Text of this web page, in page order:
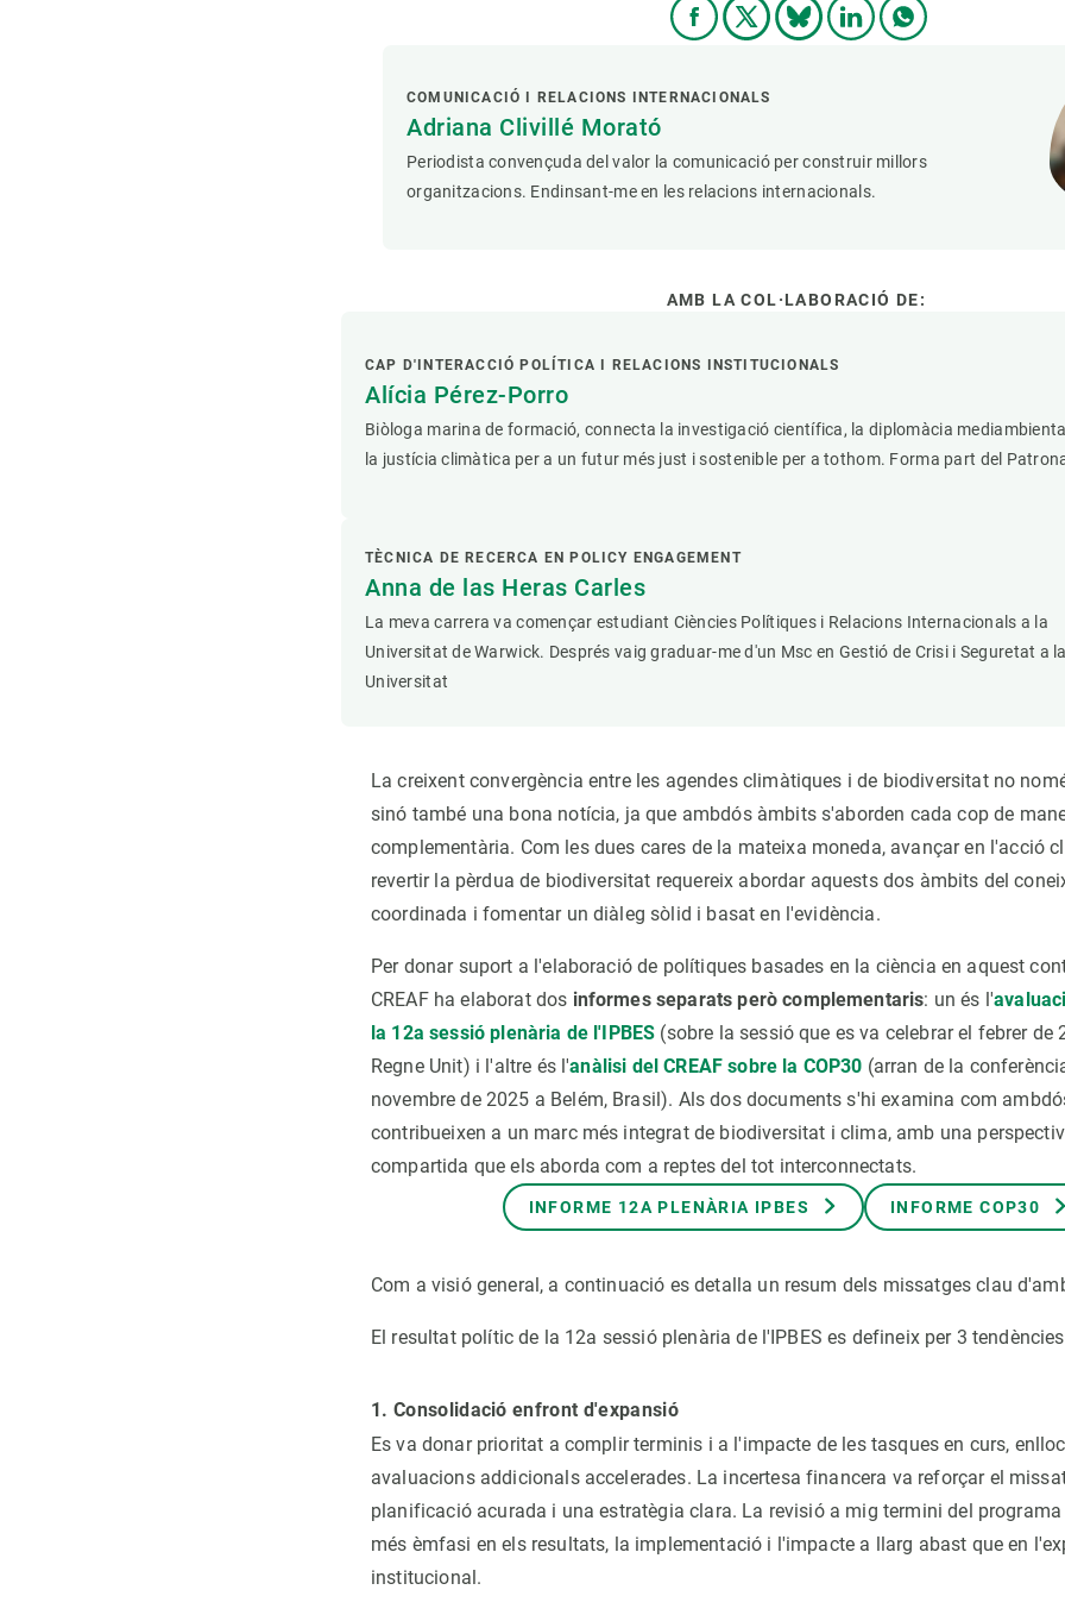
COMUNICACIÓ I RELACIONS INTERNACIONALS
Adriana Clivillé Morató
Periodista convençuda del valor la comunicació per construir millors
organitzacions. Endinsant-me en les relacions internacionals.
AMB LA COL·LABORACIÓ DE:
CAP D'INTERACCIÓ POLÍTICA I RELACIONS INSTITUCIONALS
Alícia Pérez-Porro
Biòloga marina de formació, connecta la investigació científica, la diplomàcia
la justícia climàtica per a un futur més just i sostenible per a tothom. Forma part del
TÈCNICA DE RECERCA EN POLICY ENGAGEMENT
Anna de las Heras Carles
La meva carrera va començar estudiant Ciències Polítiques i Relacions Internacionals a la
Universitat de Warwick. Després vaig graduar-me d'un Msc en Gestió de Crisi i Seguretat a
Universitat
La creixent convergència entre les agendes climàtiques i de biodiversitat no
sinó també una bona notícia, ja que ambdós àmbits s'aborden cada cop de
complementària. Com les dues cares de la mateixa moneda, avançar en l'acció
revertir la pèrdua de biodiversitat requereix abordar aquests dos àmbits del
coordinada i fomentar un diàleg sòlid i basat en l'evidència.
Per donar suport a l'elaboració de polítiques basades en la ciència en aquest
CREAF ha elaborat dos informes separats però complementaris: un és l'
la 12a sessió plenària de l'IPBES (sobre la sessió que es va celebrar el febrer de
Regne Unit) i l'altre és l'anàlisi del CREAF sobre la COP30 (arran de la
novembre de 2025 a Belém, Brasil). Als dos documents s'hi examina com
contribueixen a un marc més integrat de biodiversitat i clima, amb una
compartida que els aborda com a reptes del tot interconnectats.
INFORME 12A PLENÀRIA IPBES INFORME COP30
Com a visió general, a continuació es detalla un resum dels missatges clau
El resultat polític de la 12a sessió plenària de l'IPBES es defineix per 3
1. Consolidació enfront d'expansió
Es va donar prioritat a complir terminis i a l'impacte de les tasques en curs,
avaluacions addicionals accelerades. La incertesa financera va reforçar el
planificació acurada i una estratègia clara. La revisió a mig termini del
més èmfasi en els resultats, la implementació i l'impacte a llarg abast que en
institucional.